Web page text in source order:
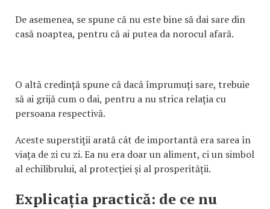
De asemenea, se spune că nu este bine să dai sare din
casă noaptea, pentru că ai putea da norocul afară.
O altă credință spune că dacă împrumuți sare, trebuie
să ai grijă cum o dai, pentru a nu strica relația cu
persoana respectivă.
Aceste superstiții arată cât de importantă era sarea în
viața de zi cu zi. Ea nu era doar un aliment, ci un simbol
al echilibrului, al protecției și al prosperității.
Explicația practică: de ce nu